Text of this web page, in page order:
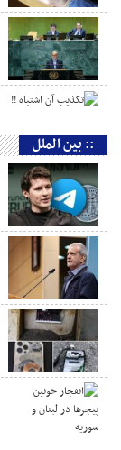
:: بین الملل